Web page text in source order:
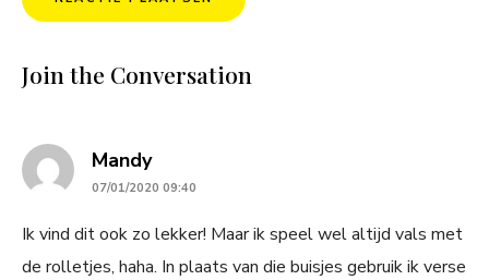
Join the Conversation
Mandysays:
07/01/2020 09:40
Ik vind dit ook zo lekker! Maar ik speel wel altijd vals met
de rolletjes, haha. In plaats van die buisjes gebruik ik verse